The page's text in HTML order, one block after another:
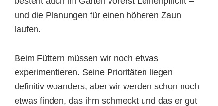
und die Planungen für einen höheren Zaun
laufen.
Beim Füttern müssen wir noch etwas
experimentieren. Seine Prioritäten liegen
definitiv woanders, aber wir werden schon noch
etwas finden, das ihm schmeckt und das er gut